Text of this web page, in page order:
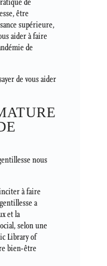
de
être
supérieure,
aider à faire
de
de vous aider
nous
à faire
a
et la
selon une
Library of
bien-être